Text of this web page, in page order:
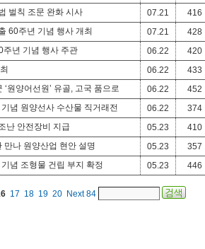
벌칙 조문 완화 시사 07.21
416
60주년 기념 행사 개최 07.21
428
주년 기념 행사 주관 06.22
420
06.22
433
원양어선원’ 유골, 고국 품으로 06.22
452
념 원양선사 수산물 직거래전 06.22
374
난 안전장비 지급 05.23
410
만나 원양산업 현안 설명 05.23
357
념 조형물 건립 부지 확정 05.23 446
17 18 19 20 Next 84